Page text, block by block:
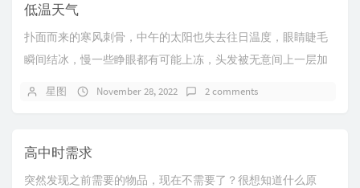
低温天气
扑面而来的寒风刺骨，中午的太阳也失去往日温度，眼睛睫毛
瞬间结冰，慢一些睁眼都有可能上冻，头发被无意间上一层加
星图 November 28, 2022 2 comments
高中时需求
突然发现之前需要的物品，现在不需要了？很想知道什么原